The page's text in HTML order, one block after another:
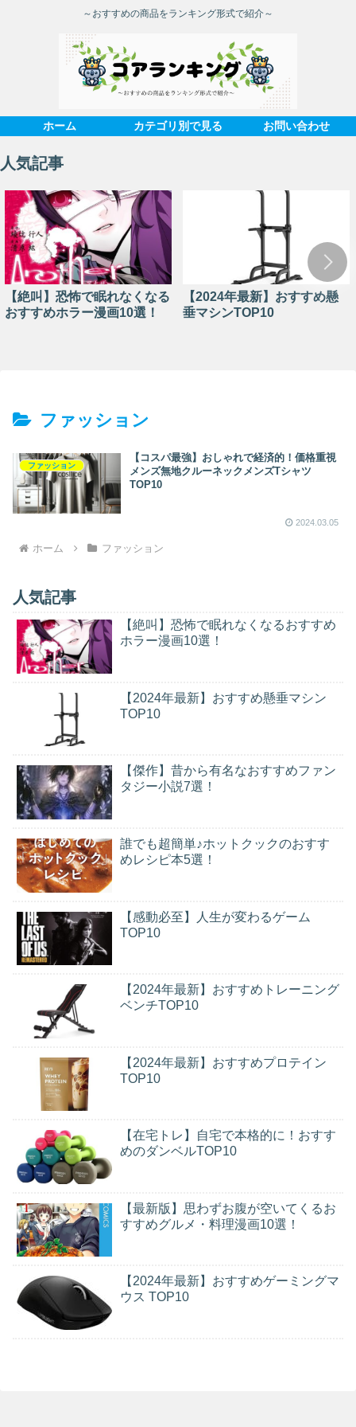
～おすすめの商品をランキング形式で紹介～
ホーム カテゴリ別で見る お問い合わせ
人気記事
【絶叫】恐怖で眠れなくなる
おすすめホラー漫画10選！
【2024年最新】おすすめ懸
垂マシンTOP10
ファッション
ファッション
【コスパ最強】おしゃれで経済的！価格重視
メンズ無地クルーネックメンズTシャツ
TOP10
2024.03.05
ホーム ファッション
人気記事
【絶叫】恐怖で眠れなくなるおすすめ
ホラー漫画10選！
【2024年最新】おすすめ懸垂マシン
TOP10
【傑作】昔から有名なおすすめファン
タジー小説7選！
誰でも超簡単♪ホットクックのおすす
めレシピ本5選！
【感動必至】人生が変わるゲーム
TOP10
【2024年最新】おすすめトレーニング
ベンチTOP10
【2024年最新】おすすめプロテイン
TOP10
【在宅トレ】自宅で本格的に！おすす
めのダンベルTOP10
【最新版】思わずお腹が空いてくるお
すすめグルメ・料理漫画10選！
【2024年最新】おすすめゲーミングマ
ウス TOP10